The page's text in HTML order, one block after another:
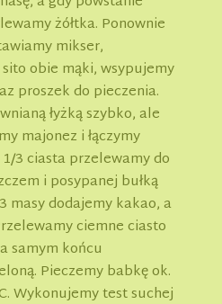
żółtka. Ponownie
mikser,
obie mąki, wsypujemy
proszek do pieczenia.
łyżką szybko, ale
majonez i łączymy
3 ciasta przelewamy do
i posypanej bułką
masy dodajemy kakao, a
ciemne ciasto
samym końcu
Pieczemy babkę ok.
Wykonujemy test suchej